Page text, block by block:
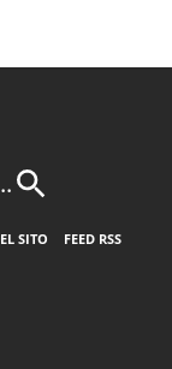
SITO
FEED RSS